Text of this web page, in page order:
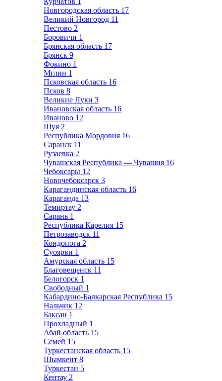
Новгородская область 17
Великий Новгород 11
Пестово 2
Боровичи 1
Брянская область 17
Брянск 9
Фокино 1
Мглин 1
Псковская область 16
Псков 8
Великие Луки 3
Ивановская область 16
Иваново 12
Шуя 2
Республика Мордовия 16
Саранск 11
Рузаевка 2
Чувашская Республика — Чувашия 16
Чебоксары 12
Новочебоксарск 3
Карагандинская область 16
Караганда 13
Темиртау 2
Сарань 1
Республика Карелия 15
Петрозаводск 11
Кондопога 2
Суоярви 1
Амурская область 15
Благовещенск 11
Белогорск 1
Свободный 1
Кабардино-Балкарская Республика 15
Нальчик 12
Баксан 1
Прохладный 1
Абай область 15
Семей 15
Туркестанская область 15
Шымкент 8
Туркестан 5
Кентау 2